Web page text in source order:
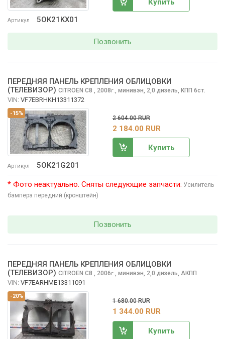
Артикул 5OK21KX01
Купить
Позвонить
-15%
Артикул 5OK21G201
ПЕРЕДНЯЯ ПАНЕЛЬ КРЕПЛЕНИЯ ОБЛИЦОВКИ
(ТЕЛЕВИЗОР) CITROEN C8 , 2008г., минивэн, 2,0 дизель, КПП 6ст.
VIN: VF7EBRHKH13311372
2 604.00 RUR
2 184.00 RUR
Купить
* Фото неактуально. Сняты следующие запчасти: Усилитель
бампера передний (кронштейн)
Позвонить
-20%
ПЕРЕДНЯЯ ПАНЕЛЬ КРЕПЛЕНИЯ ОБЛИЦОВКИ
(ТЕЛЕВИЗОР) CITROEN C8 , 2006г., минивэн, 2,0 дизель, АКПП
VIN: VF7EARHME13311091
1 680.00 RUR
1 344.00 RUR
Купить